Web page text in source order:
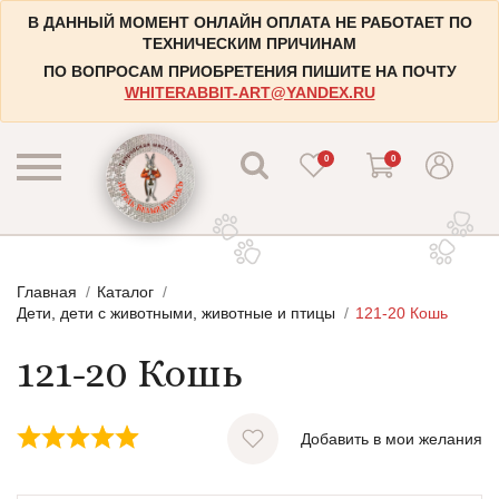
В ДАННЫЙ МОМЕНТ ОНЛАЙН ОПЛАТА НЕ РАБОТАЕТ ПО
ТЕХНИЧЕСКИМ ПРИЧИНАМ
ПО ВОПРОСАМ ПРИОБРЕТЕНИЯ ПИШИТЕ НА ПОЧТУ
WHITERABBIT-ART@YANDEX.RU
0 0
Пейзажи
Цветы и растения
Натюрморты
КОНТАКТЫ
НОВОСТИ
БЛОГ
Главная
Каталог
Дети, дети с животными, животные и птицы
121-20 Кошь
121-20 Кошь
Добавить в мои желания